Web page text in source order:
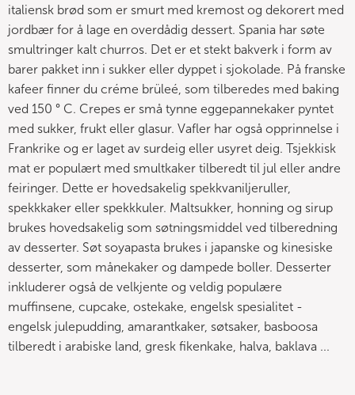
italiensk brød som er smurt med kremost og dekorert med
jordbær for å lage en overdådig dessert. Spania har søte
smultringer kalt churros. Det er et stekt bakverk i form av
barer pakket inn i sukker eller dyppet i sjokolade. På franske
kafeer finner du créme brüleé, som tilberedes med baking
ved 150 ° C. Crepes er små tynne eggepannekaker pyntet
med sukker, frukt eller glasur. Vafler har også opprinnelse i
Frankrike og er laget av surdeig eller usyret deig. Tsjekkisk
mat er populært med smultkaker tilberedt til jul eller andre
feiringer. Dette er hovedsakelig spekkvaniljeruller,
spekkkaker eller spekkkuler. Maltsukker, honning og sirup
brukes hovedsakelig som søtningsmiddel ved tilberedning
av desserter. Søt soyapasta brukes i japanske og kinesiske
desserter, som månekaker og dampede boller. Desserter
inkluderer også de velkjente og veldig populære
muffinsene, cupcake, ostekake, engelsk spesialitet -
engelsk julepudding, amarantkaker, søtsaker, basboosa
tilberedt i arabiske land, gresk fikenkake, halva, baklava ...